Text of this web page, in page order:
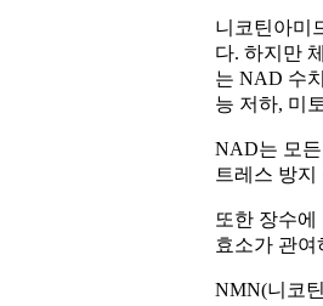
니코틴아미
다. 하지만
는 NAD 수
능 저하, 미
NAD는 모
트레스 방지
또한 장수에
효소가 관여
NMN(니코